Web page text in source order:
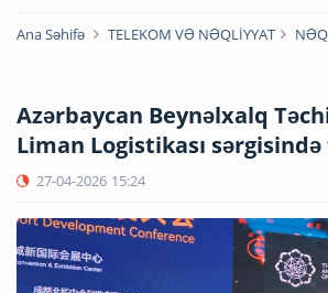
Ana Səhifə TELEKOM VƏ NƏQLİYYAT
Azərbaycan Beynəlxalq
Liman Logistikası
27-04-2026 15:24